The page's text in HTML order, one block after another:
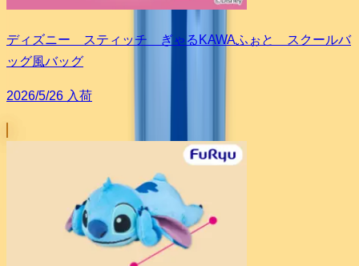
ディズニー スティッチ ぎゃるKAWAふぉと スクールバ
ッグ風バッグ
2026/5/26 入荷